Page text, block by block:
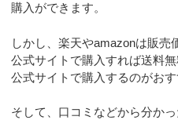
購入ができます。
しかし、楽天やamazonは販売
公式サイトで購入すれば送料
公式サイトで購入するのがおす
そして、口コミなどから分か